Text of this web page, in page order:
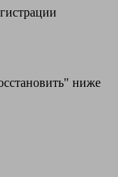
ниже